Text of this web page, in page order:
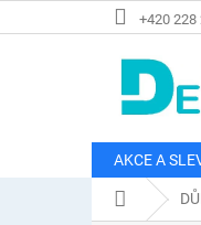
na
+420 228
AKCE A
Domů